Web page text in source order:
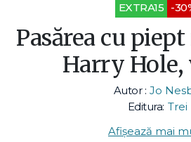
EXTRA15 -
Pasărea cu
Harry Hole,
Autor : Jo
Editura: Trei
Afișează mai